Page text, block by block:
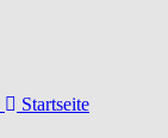
Startseite